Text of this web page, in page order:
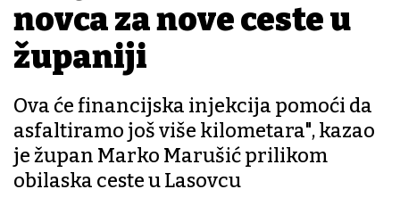
novca za nove ceste u
županiji
Ova će financijska injekcija pomoći da
asfaltiramo još više kilometara", kazao
je župan Marko Marušić prilikom
obilaska ceste u Lasovcu